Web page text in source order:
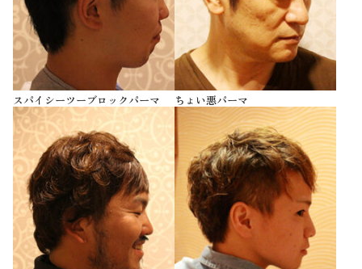
スパイシーツーブロックパーマ ちょい悪パーマ